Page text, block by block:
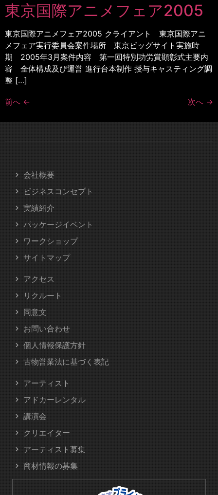
東京国際アニメフェア2005
東京国際アニメフェア2005 クライアント 東京国際アニ
メフェア実行委員会案件場所 東京ビッグサイト実施時
期 2005年3月案件内容 第一回特別功労賞顕彰式主要内
容 全体構成及び運営 進行台本制作 授与キャスティング調
整 […]
前へ ← 次へ →
会社概要
ビジネスコンセプト
実績紹介
パッケージイベント
ワークショップ
サイトマップ
アクセス
リクルート
同意文
お問い合わせ
個人情報保護方針
古物営業法に基づく表記
アーティスト
アドカーレンタル
講演会
クリエイター
アーティスト募集
商材情報の募集